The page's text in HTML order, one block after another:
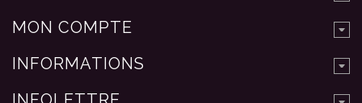
MON COMPTE
INFORMATIONS